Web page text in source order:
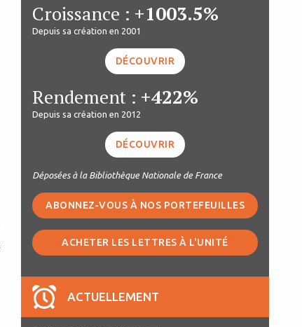
Croissance : +1003.5%
Depuis sa création en 2001
DÉCOUVRIR
Rendement : +422%
Depuis sa création en 2012
DÉCOUVRIR
Déposées à la Bibliothèque Nationale de France
ABONNEZ-VOUS À NOS PORTEFEUILLES
ACHETER LES LETTRES À L'UNITÉ
ACTUELLEMENT